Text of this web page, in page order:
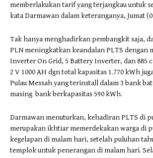
memberlakukan tarif yang terjangkau untuk
kata Darmawan dalam keteranganya, Jumat
Tak hanya menghadirkan pembangkit saja,
PLN meningkatkan keandalan PLTS dengan
Inverter On Grid, 5 Battery Inverter, dan 885
2 V 1000 AH dgn total kapasitas 1.770 kWh
Pulau Messah yang terinstall dalam 3 bank
masing bank berkapasitas 590 kWh.
Darmawan menuturkan, kehadiran PLTS di
merupakan ikhtiar memerdekakan warga di
kegelapan di malam hari, setelah puluhan
templok untuk penerangan di malam hari.